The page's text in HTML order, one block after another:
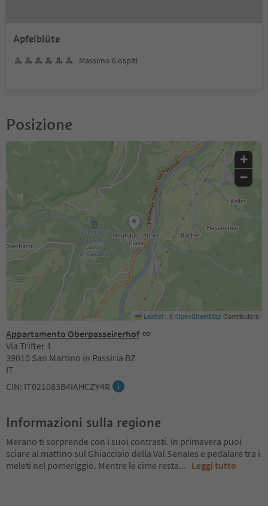
Apfelblüte
Massimo 6 ospiti
Posizione
Appartamento Oberpasseirerhof
Via Trifter 1
39010 San Martino in Passiria BZ
IT
CIN: IT021083B4IAHCZY4R
+
−
Leaflet | ©OpenStreetMapContributors
Informazioni sulla regione
Merano ti sorprende con i suoi contrasti. In primavera puoi
sciare al mattino sul Ghiacciaio della Val Senales e pedalare tra i
meleti nel pomeriggio. Mentre le cime resta... Leggi tutto